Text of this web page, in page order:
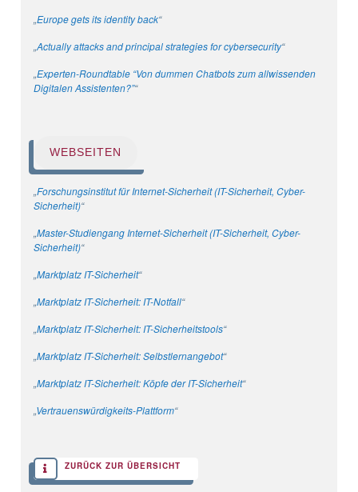
„Europe gets its identity back“
„Actually attacks and principal strategies for cybersecurity“
„Experten-Roundtable “Von dummen Chatbots zum allwissenden
Digitalen Assistenten?”“
WEBSEITEN
„Forschungsinstitut für Internet-Sicherheit (IT-Sicherheit, Cyber-
Sicherheit)“
„Master-Studiengang Internet-Sicherheit (IT-Sicherheit, Cyber-
Sicherheit)“
„Marktplatz IT-Sicherheit“
„Marktplatz IT-Sicherheit: IT-Notfall“
„Marktplatz IT-Sicherheit: IT-Sicherheitstools“
„Marktplatz IT-Sicherheit: Selbstlernangebot“
„Marktplatz IT-Sicherheit: Köpfe der IT-Sicherheit“
„Vertrauenswürdigkeits-Plattform“
ZURÜCK ZUR ÜBERSICHT